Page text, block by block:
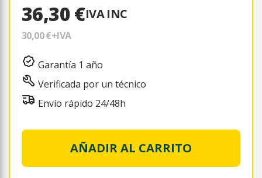
36,30 €IVA INC
30,00 €+IVA
Garantía 1 año
Verificada por un técnico
Envío rápido 24/48h
AÑADIR AL CARRITO